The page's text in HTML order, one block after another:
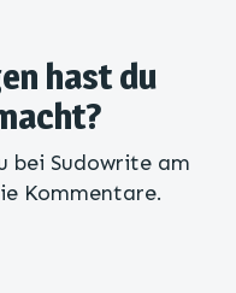
hast du
bei Sudowrite am
Kommentare.